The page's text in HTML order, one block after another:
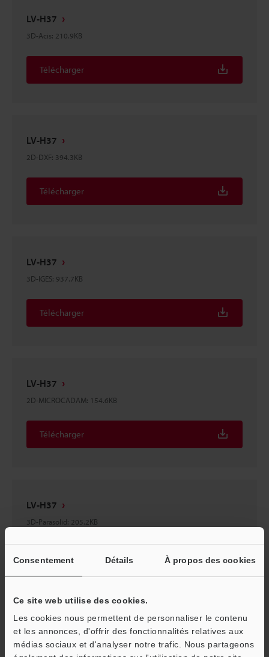
Consentement Détails À propos des cookies
Ce site web utilise des cookies.
Les cookies nous permettent de personnaliser le contenu
et les annonces, d'offrir des fonctionnalités relatives aux
médias sociaux et d'analyser notre trafic. Nous partageons
LV-H37
3D-Acis: 210.9KB
Télécharger
LV-H37
2D-DXF: 394.3KB
Télécharger
LV-H37
3D-IGES: 937.7KB
Télécharger
LV-H37
2D-MICROCADAM: 154.6KB
Télécharger
LV-H37
3D-Parasolid: 205.2KB
Télécharger
3D-STEP:397.6KB